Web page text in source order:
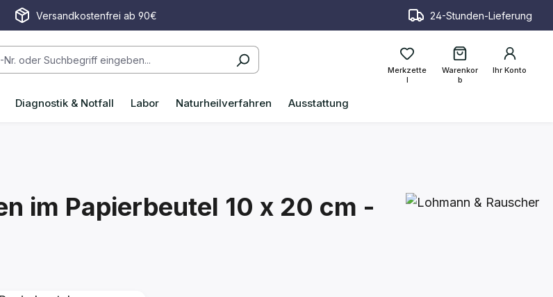
Versandkostenfrei ab 90€ 24-Stunden-Lieferung
Merkzette
l
Ihr Konto
Warenkor
b
Diagnostik & Notfall Labor Naturheilverfahren Ausstattung
im Papierbeutel 10 x 20 cm -